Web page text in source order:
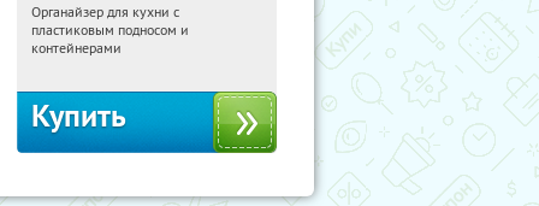
10:18:16 Получили:
Россия
Органайзер для кухни с
пластиковым подносом и
контейнерами
Купить